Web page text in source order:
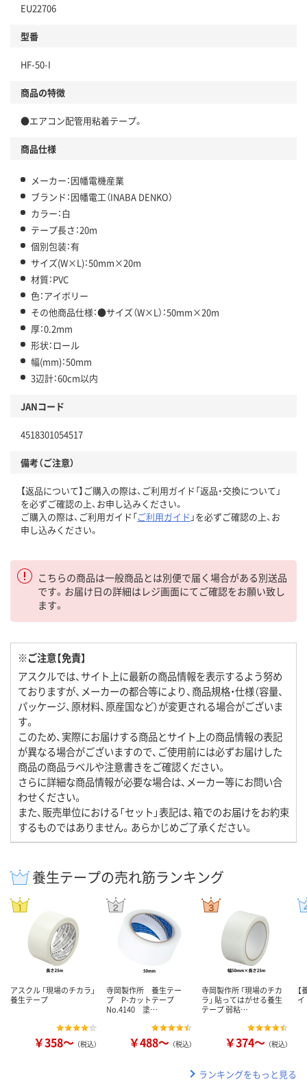
EU22706
型番
HF-50-I
商品の特徴
●エアコン配管用粘着テープ。
商品仕様
メーカー：因幡電機産業
ブランド：因幡電工（INABA DENKO）
カラー：白
テープ長さ：20m
個別包装：有
サイズ(W×L)：50mm×20m
材質：PVC
色：アイボリー
その他商品仕様：●サイズ（W×L）：50mm×20m
厚：0.2mm
形状：ロール
幅(mm)：50mm
3辺計：60cm以内
JANコード
4518301054517
備考（ご注意）
【返品について】ご購入の際は、ご利用ガイド「返品・交換について」
を必ずご確認の上、お申し込みください。
ご購入の際は、ご利用ガイド「ご利用ガイド 」を必ずご確認の上、お
申し込みください。
こちらの商品は一般商品とは別便で届く場合がある別送品
です。お届け日の詳細はレジ画面にてご確認をお願い致し
ます。
※ご注意【免責】
アスクルでは、サイト上に最新の商品情報を表示するよう努め
ておりますが、メーカーの都合等により、商品規格・仕様（容量、
パッケージ、原材料、原産国など）が変更される場合がございま
す。
このため、実際にお届けする商品とサイト上の商品情報の表記
が異なる場合がございますので、ご使用前には必ずお届けした
商品の商品ラベルや注意書きをご確認ください。
さらに詳細な商品情報が必要な場合は、メーカー等にお問い合
わせください。
また、販売単位における「セット」表記は、箱でのお届けをお約束
するものではありません。あらかじめご了承ください。
養生テープの売れ筋ランキング
アスクル 「現場のチカラ」
養生テープ
￥358～ （税込）
寺岡製作所 養生テー
プ P-カットテープ
No.4140 塗…
￥488～ （税込）
寺岡製作所 「現場のチカ
ラ」 貼ってはがせる養生
テープ 弱粘…
￥374～ （税込）
ランキングをもっと見る